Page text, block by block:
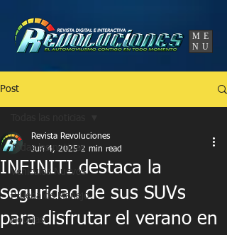
ME
NU
Post
Todas las noticias
Vehículos Nuevos
Prueba de Manejo
Noticias
INFINITI destaca la
seguridad de sus SUVs
para disfrutar el verano en
Revista Revoluciones
Jun 4, 2025 2 min read